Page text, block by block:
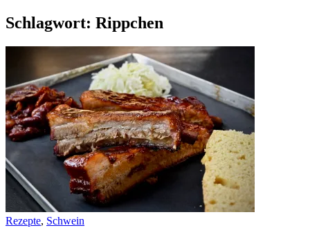
Schlagwort: Rippchen
Rezepte, Schwein